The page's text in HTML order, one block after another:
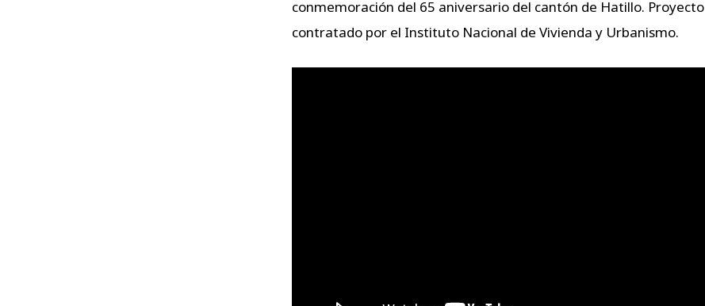
conmemoración del 65 aniversario del cantón de Hatillo. Proyecto
contratado por el Instituto Nacional de Vivienda y Urbanismo.